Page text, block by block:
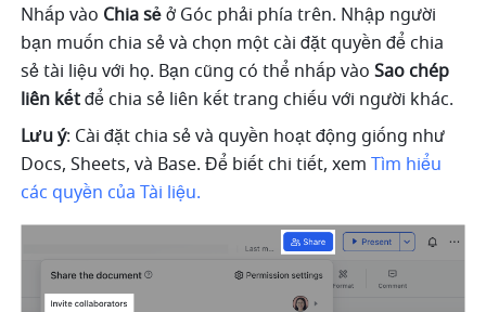
Nhấp vào Chia sẻ ở Góc phải phía trên. Nhập người
bạn muốn chia sẻ và chọn một cài đặt quyền để chia
sẻ tài liệu với họ. Bạn cũng có thể nhấp vào Sao chép
liên kết để chia sẻ liên kết trang chiếu với người khác.
Lưu ý: Cài đặt chia sẻ và quyền hoạt động giống như
Docs, Sheets, và Base. Để biết chi tiết, xem Tìm hiểu
các quyền của Tài liệu.